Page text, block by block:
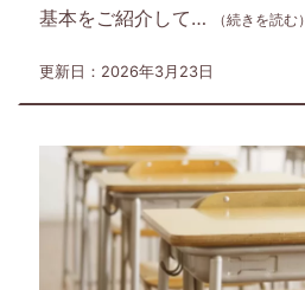
基本をご紹介して…
（続きを読む）
更新日：2026年3月23日